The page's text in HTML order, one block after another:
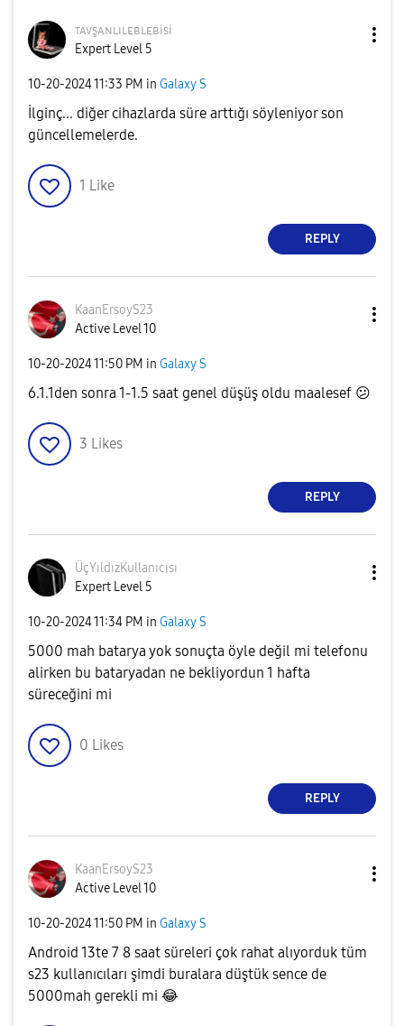
ᴛᴀᴠşᴀɴʟɪʟᴇʙʟᴇʙisi
Expert Level 5
‎10-20-202411:33 PM in Galaxy S
İlginç... diğer cihazlarda süre arttığı söyleniyor son
güncellemelerde.
1 Like
REPLY
KaanErsoyS23
Active Level 10
‎10-20-202411:50 PM in Galaxy S
6.1.1den sonra 1-1.5 saat genel düşüş oldu maalesef 😕
3 Likes
REPLY
ÜçYıldızKullanıcısı
Expert Level 5
‎10-20-202411:34 PM in Galaxy S
5000 mah batarya yok sonuçta öyle değil mi telefonu
alirken bu bataryadan ne bekliyordun 1 hafta
süreceğini mi
0 Likes
REPLY
KaanErsoyS23
Active Level 10
‎10-20-202411:50 PM in Galaxy S
Android 13te 7 8 saat süreleri çok rahat alıyorduk tüm
s23 kullanıcıları şimdi buralara düştük sence de
5000mah gerekli mi 😂